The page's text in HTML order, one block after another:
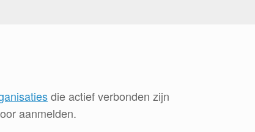
die actief verbonden zijn
aanmelden.